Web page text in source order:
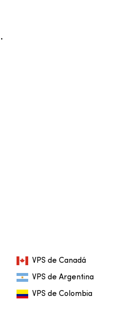
VPS de Canadá
VPS de Argentina
VPS de Colombia